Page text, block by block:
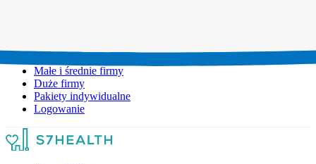
Małe i średnie firmy
Duże firmy
Pakiety indywidualne
Logowanie